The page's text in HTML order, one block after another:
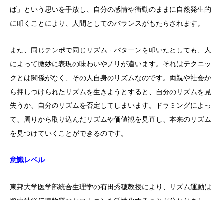
ば」という思いを手放し、自分の感情や衝動のままに自然発生的
に叩くことにより、人間としてのバランスがもたらされます。
また、同じテンポで同じリズム・パターンを叩いたとしても、人
によって微妙に表現の味わいやノリが違います。それはテクニッ
クとは関係がなく、その人自身のリズムなのです。両親や社会か
ら押しつけられたリズムを生きようとすると、自分のリズムを見
失うか、自分のリズムを否定してしまいます。ドラミングによっ
て、周りから取り込んだリズムや価値観を見直し、本来のリズム
を見つけていくことができるのです。
意識レベル
東邦大学医学部統合生理学の有田秀穂教授により、リズム運動は